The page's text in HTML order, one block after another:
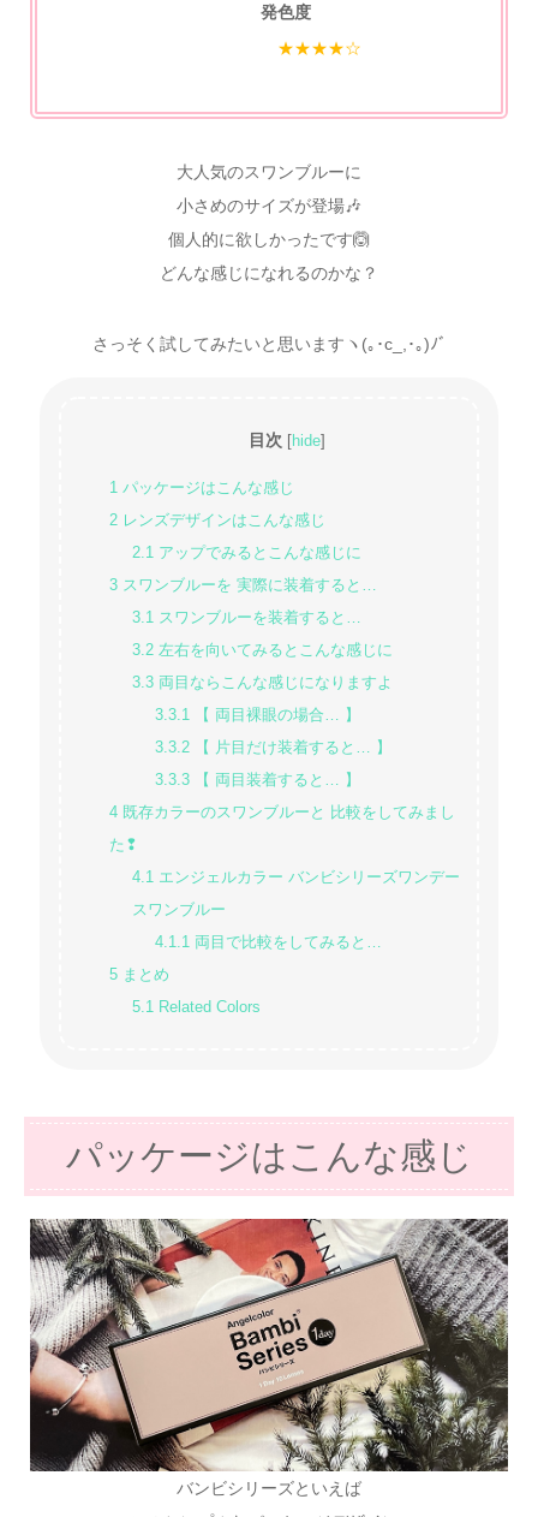
発色度
★★★★☆
大人気のスワンブルーに
小さめのサイズが登場🎶
個人的に欲しかったです🙆
どんな感じになれるのかな？
さっそく試してみたいと思いますヽ(｡･c_,･｡)ﾉﾞ
目次 hide
1 パッケージはこんな感じ
2 レンズデザインはこんな感じ
2.1 アップでみるとこんな感じに
3 スワンブルーを 実際に装着すると…
3.1
スワンブルーを装着すると…
3.2左右を向いてみるとこんな感じに
3.3両目ならこんな感じになりますよ
3.3.1
【 両目裸眼の場合… 】
3.3.2【 片目だけ装着すると… 】
3.3.3【 両目装着すると… 】
4 既存カラーのスワンブルーと 比較をしてみまし
た❢
4.1 エンジェルカラー バンビシリーズワンデー
スワンブルー
4.1.1 両目で比較をしてみると…
5 まとめ
5.1
Related Colors
パッケージはこんな感じ
バンビシリーズといえば